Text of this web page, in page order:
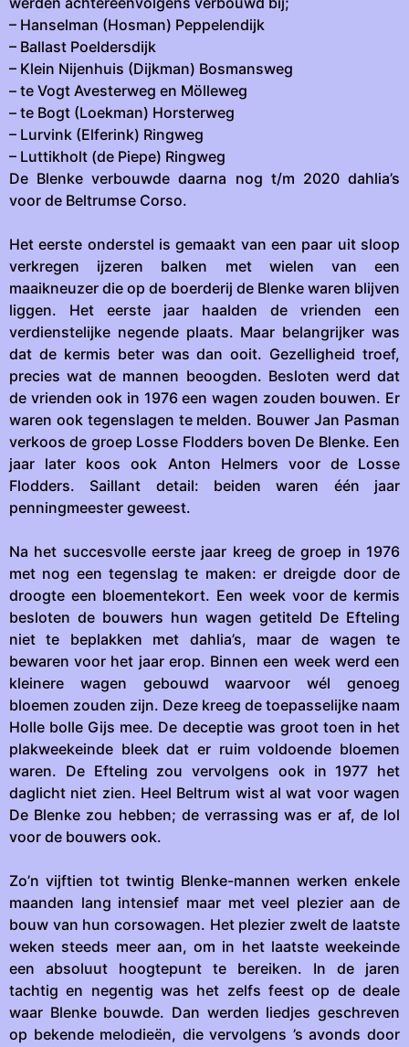
– Hanselman (Hosman) Peppelendijk
– Ballast Poeldersdijk
– Klein Nijenhuis (Dijkman) Bosmansweg
– te Vogt Avesterweg en Mölleweg
– te Bogt (Loekman) Horsterweg
– Lurvink (Elferink) Ringweg
– Luttikholt (de Piepe) Ringweg
De Blenke verbouwde daarna nog t/m 2020 dahlia’s
voor de Beltrumse Corso.
Het eerste onderstel is gemaakt van een paar uit sloop
verkregen ijzeren balken met wielen van een
maaikneuzer die op de boerderij de Blenke waren blijven
liggen. Het eerste jaar haalden de vrienden een
verdienstelijke negende plaats. Maar belangrijker was
dat de kermis beter was dan ooit. Gezelligheid troef,
precies wat de mannen beoogden. Besloten werd dat
de vrienden ook in 1976 een wagen zouden bouwen. Er
waren ook tegenslagen te melden. Bouwer Jan Pasman
verkoos de groep Losse Flodders boven De Blenke. Een
jaar later koos ook Anton Helmers voor de Losse
Flodders. Saillant detail: beiden waren één jaar
penningmeester geweest.
Na het succesvolle eerste jaar kreeg de groep in 1976
met nog een tegenslag te maken: er dreigde door de
droogte een bloementekort. Een week voor de kermis
besloten de bouwers hun wagen getiteld De Efteling
niet te beplakken met dahlia’s, maar de wagen te
bewaren voor het jaar erop. Binnen een week werd een
kleinere wagen gebouwd waarvoor wél genoeg
bloemen zouden zijn. Deze kreeg de toepasselijke naam
Holle bolle Gijs mee. De deceptie was groot toen in het
plakweekeinde bleek dat er ruim voldoende bloemen
waren. De Efteling zou vervolgens ook in 1977 het
daglicht niet zien. Heel Beltrum wist al wat voor wagen
De Blenke zou hebben; de verrassing was er af, de lol
voor de bouwers ook.
Zo’n vijftien tot twintig Blenke-mannen werken enkele
maanden lang intensief maar met veel plezier aan de
bouw van hun corsowagen. Het plezier zwelt de laatste
weken steeds meer aan, om in het laatste weekeinde
een absoluut hoogtepunt te bereiken. In de jaren
tachtig en negentig was het zelfs feest op de deale
waar Blenke bouwde. Dan werden liedjes geschreven
op bekende melodieën, die vervolgens ’s avonds door